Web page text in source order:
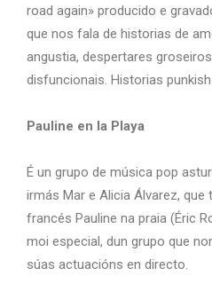
road again» producido e
que nos fala de historias de
angustia, despertares
disfuncionais. Historias
Pauline en la Playa
É un grupo de música pop
irmás Mar e Alicia Álvarez,
francés Pauline na praia (Éric
moi especial, dun grupo que
súas actuacións en directo.